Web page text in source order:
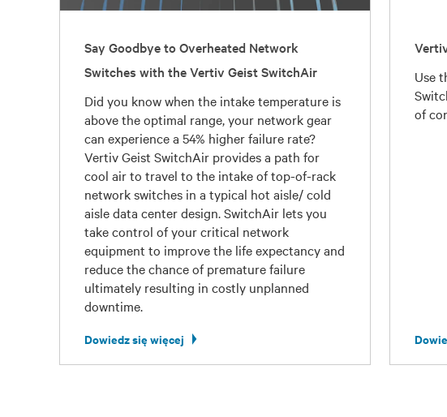
Say Goodbye to Overheated Network
Switches with the Vertiv Geist SwitchAir
Did you know when the intake temperature is
above the optimal range, your network gear
can experience a 54% higher failure rate?
Vertiv Geist SwitchAir provides a path for
cool air to travel to the intake of top-of-rack
network switches in a typical hot aisle/ cold
aisle data center design. SwitchAir lets you
take control of your critical network
equipment to improve the life expectancy and
reduce the chance of premature failure
ultimately resulting in costly unplanned
downtime.
Dowiedz się więcej
Use
of